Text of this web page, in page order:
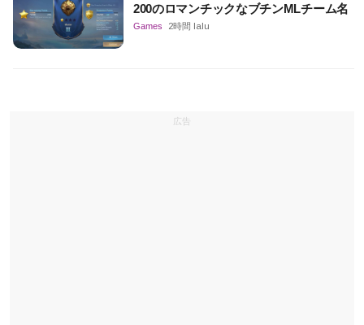
200のロマンチックなブチンMLチーム名
Games 2時間 lalu
広告